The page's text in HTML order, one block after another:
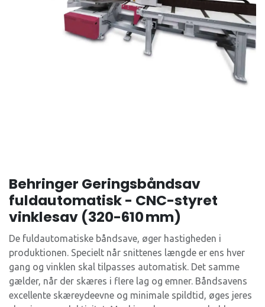
Behringer Geringsbåndsav
fuldautomatisk - CNC-styret
vinklesav (320-610 mm)
De fuldautomatiske båndsave, øger hastigheden i
produktionen. Specielt når snittenes længde er ens hver
gang og vinklen skal tilpasses automatisk. Det samme
gælder, når der skæres i flere lag og emner. Båndsavens
excellente skæreydeevne og minimale spildtid, øges jeres